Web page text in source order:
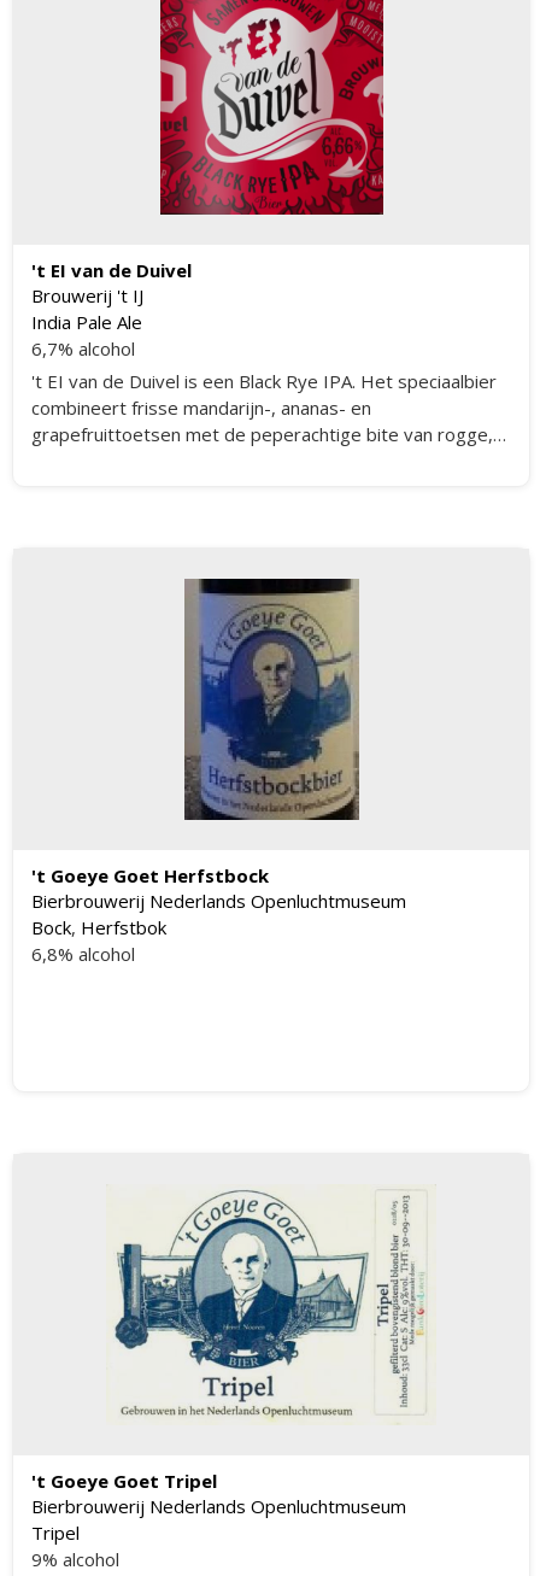
't EI van de Duivel
Brouwerij 't IJ
India Pale Ale
6,7% alcohol
't EI van de Duivel is een Black Rye IPA. Het speciaalbier
combineert frisse mandarijn-, ananas- en
grapefruittoetsen met de peperachtige bite van rogge,
't Goeye Goet Herfstbock
Bierbrouwerij Nederlands Openluchtmuseum
Bock, Herfstbok
6,8% alcohol
't Goeye Goet Tripel
Bierbrouwerij Nederlands Openluchtmuseum
Tripel
9% alcohol